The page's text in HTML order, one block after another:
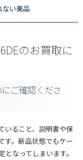
い美品
のお買取に
ご確認くださ
いること、説明書や保
す。新品状態でもケー
なってしまいます。